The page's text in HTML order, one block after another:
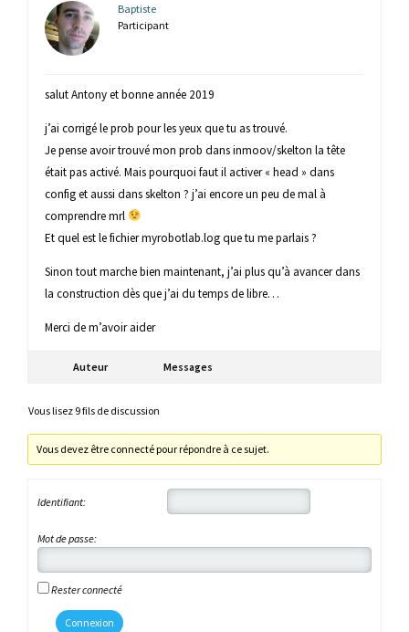
Baptiste
Participant
salut Antony et bonne année 2019
j’ai corrigé le prob pour les yeux que tu as trouvé.
Je pense avoir trouvé mon prob dans inmoov/skelton la tête
était pas activé. Mais pourquoi faut il activer « head » dans
config et aussi dans skelton ? j’ai encore un peu de mal à
comprendre mrl
Et quel est le fichier myrobotlab.log que tu me parlais ?
Sinon tout marche bien maintenant, j’ai plus qu’à avancer dans
la construction dès que j’ai du temps de libre…
Merci de m’avoir aider
Auteur Messages
Vous lisez 9 fils de discussion
Vous devez être connecté pour répondre à ce sujet.
Identifiant:
Mot de passe:
Rester connecté
Connexion